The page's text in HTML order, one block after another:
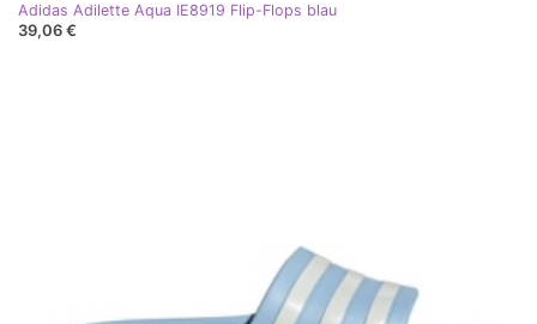
Adidas Adilette Aqua IE8919 Flip-Flops blau
39,06 €